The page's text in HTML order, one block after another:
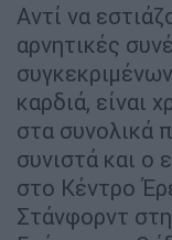
Αντί να
αρνητικές
καρδιά, είναι
στα συνολικά
συνιστά και ο
στο Κέντρο
Στάνφορντ